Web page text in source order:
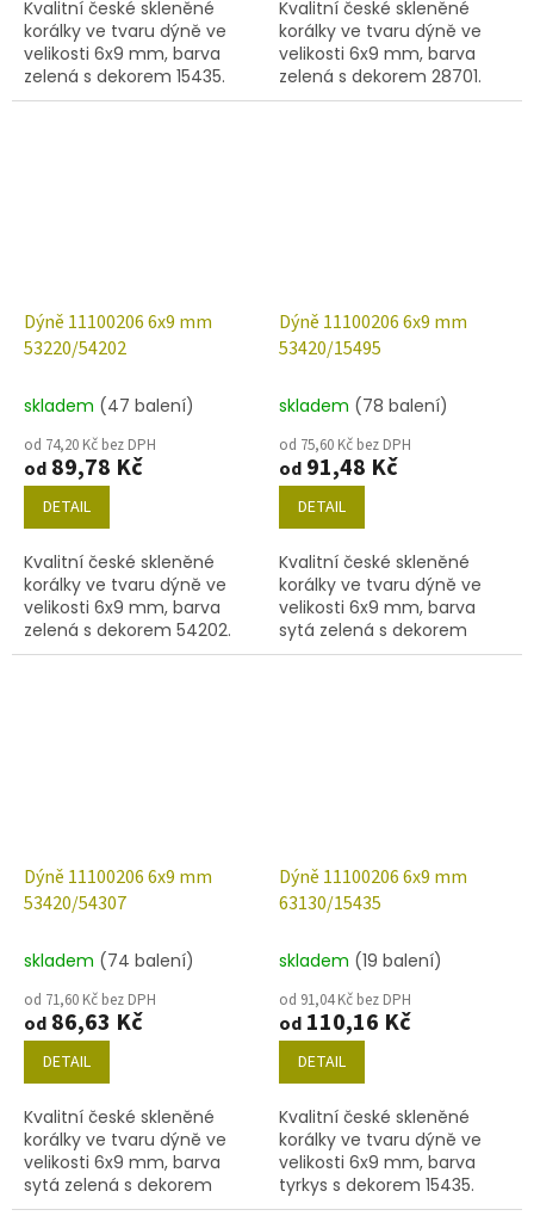
Kvalitní české skleněné
korálky ve tvaru dýně ve
velikosti 6x9 mm, barva
zelená s dekorem 15435.
Obsah balení 30 ks nebo
Kvalitní české skleněné
korálky ve tvaru dýně ve
velikosti 6x9 mm, barva
zelená s dekorem 28701.
Obsah balení 30 ks nebo
Dýně 11100206 6x9 mm
53220/54202
skladem (47 balení)
od 74,20 Kč bez DPH
od 89,78 Kč
DETAIL
Kvalitní české skleněné
korálky ve tvaru dýně ve
velikosti 6x9 mm, barva
zelená s dekorem 54202.
Obsah balení 30 ks nebo
Dýně 11100206 6x9 mm
53420/15495
skladem (78 balení)
od 75,60 Kč bez DPH
od 91,48 Kč
DETAIL
Kvalitní české skleněné
korálky ve tvaru dýně ve
velikosti 6x9 mm, barva
sytá zelená s dekorem
15495. Obsah balení 30 ks
Dýně 11100206 6x9 mm
53420/54307
skladem (74 balení)
od 71,60 Kč bez DPH
od 86,63 Kč
DETAIL
Kvalitní české skleněné
korálky ve tvaru dýně ve
velikosti 6x9 mm, barva
sytá zelená s dekorem
54307. Obsah balení 30 ks
Dýně 11100206 6x9 mm
63130/15435
skladem (19 balení)
od 91,04 Kč bez DPH
od 110,16 Kč
DETAIL
Kvalitní české skleněné
korálky ve tvaru dýně ve
velikosti 6x9 mm, barva
tyrkys s dekorem 15435.
Obsah balení 30 ks nebo